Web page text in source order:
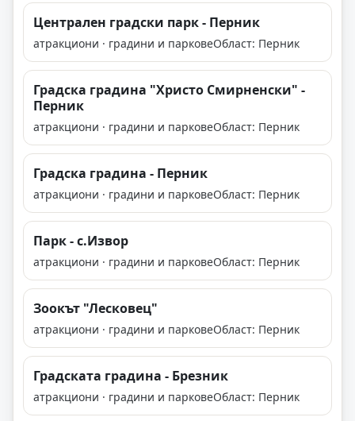
Централен градски парк - Перник
атракциони · градини и парковеОбласт: Перник
Градска градина "Христо Смирненски" -
Перник
атракциони · градини и парковеОбласт: Перник
Градска градина - Перник
атракциони · градини и парковеОбласт: Перник
Парк - с.Извор
атракциони · градини и парковеОбласт: Перник
Зоокът "Лесковец"
атракциони · градини и парковеОбласт: Перник
Градската градина - Брезник
атракциони · градини и парковеОбласт: Перник